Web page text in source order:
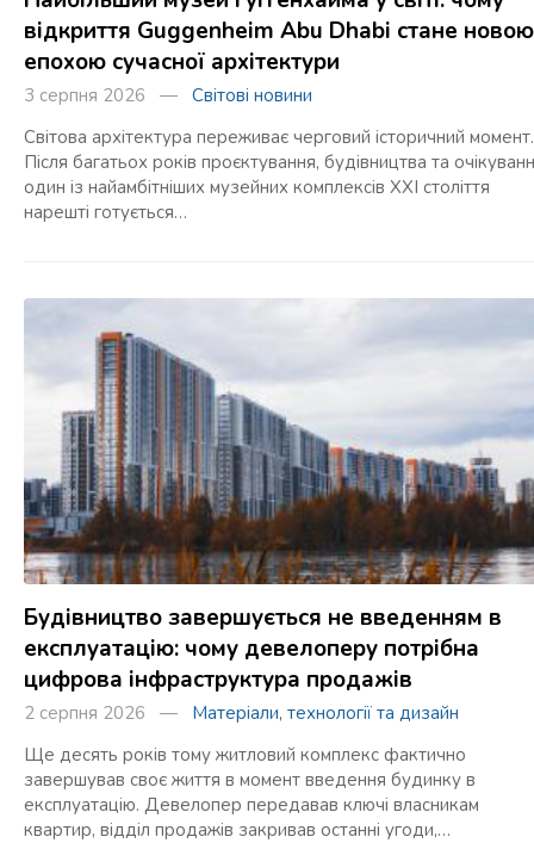
відкриття Guggenheim Abu Dhabi стане новою
епохою сучасної архітектури
3 серпня 2026 — Світові новини
Світова архітектура переживає черговий історичний момент.
Після багатьох років проєктування, будівництва та
один із найамбітніших музейних комплексів XXI століття
нарешті готується…
Будівництво завершується не введенням в
експлуатацію: чому девелоперу потрібна
цифрова інфраструктура продажів
2 серпня 2026 — Матеріали, технології та дизайн
Ще десять років тому житловий комплекс фактично
завершував своє життя в момент введення будинку в
експлуатацію. Девелопер передавав ключі власникам
квартир, відділ продажів закривав останні угоди,…